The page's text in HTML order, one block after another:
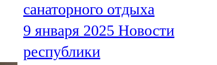
санаторного отдыха
9 января 2025 Новости
республики